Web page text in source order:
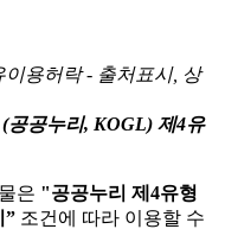
(공공누리, KOGL) 제4유
은 "공공누리 제4유형
” 조건에 따라 이용할 수